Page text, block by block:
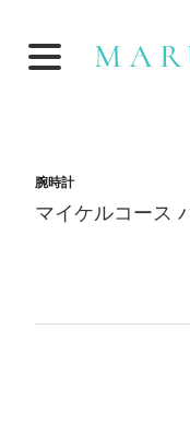
腕時計
マイケルコース